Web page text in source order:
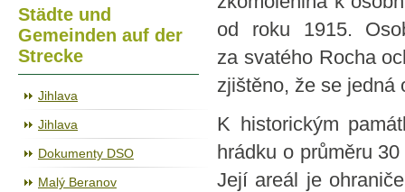
Städte und
Gemeinden auf der
Strecke
Jihlava
Jihlava
Dokumenty DSO
Malý Beranov
od roku 1915.
za svatého Rocha
zjištěno, že se jedná
K historickým
hrádku o průměru
Její areál je